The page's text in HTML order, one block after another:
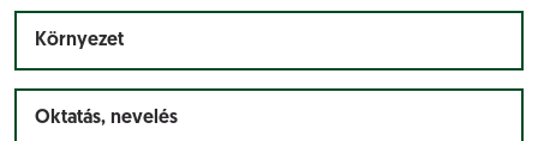
Környezet
Oktatás, nevelés